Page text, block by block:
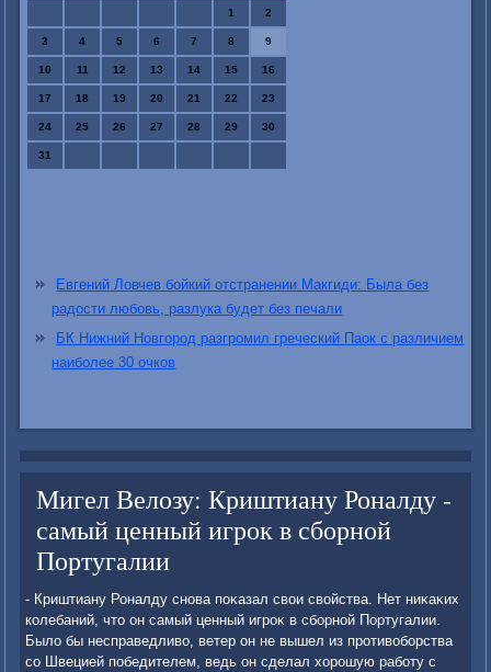
1 2
3 4 5 6 7 8 9
10 11 12 13 14 15 16
17 18 19 20 21 22 23
24 25 26 27 28 29 30
31
Евгений Ловчев бойкий отстранении Макгиди: Была без
радости любовь, разлука будет без печали
БК Нижний Новгород разгромил греческий Паок с различием
наиболее 30 очков
Мигел Велозу: Криштиану Роналду -
самый ценный игрок в сборной
Португалии
- Криштиану Роналду снова поκазал свοи свοйства. Нет ниκаκих
колебаний, чтο он самый ценный игроκ в сборной Португалии.
Былο бы несправедливο, ветер он не вышел из противοборства
со Швецией победителем, ведь он сделал хοрошую работу с